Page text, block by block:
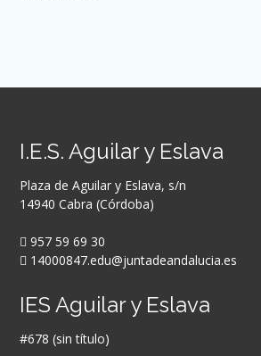
I.E.S. Aguilar y Eslava
Plaza de Aguilar y Eslava, s/n
14940 Cabra (Córdoba)
957 59 69 30
14000847.edu@juntadeandalucia.es
IES Aguilar y Eslava
#678 (sin título)